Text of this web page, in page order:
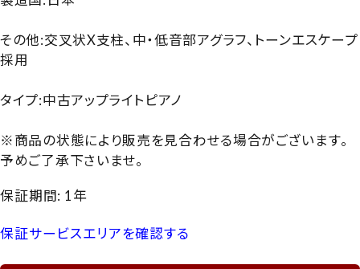
その他:交叉状X支柱、中・低音部アグラフ、トーンエスケープ
採用
タイプ:中古アップライトピアノ
※商品の状態により販売を見合わせる場合がございます。
予めご了承下さいませ。
保証期間: 1年
保証サービスエリアを確認する